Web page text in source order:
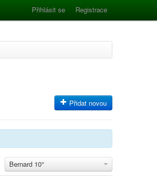
Přihlásit se Registrace
Přidat novou
Bernard 10°